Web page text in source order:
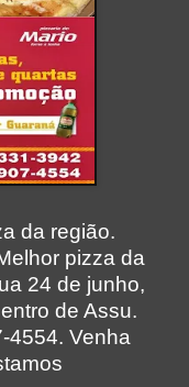
da região.
pizza da
24 de junho,
de Assu.
4554. Venha